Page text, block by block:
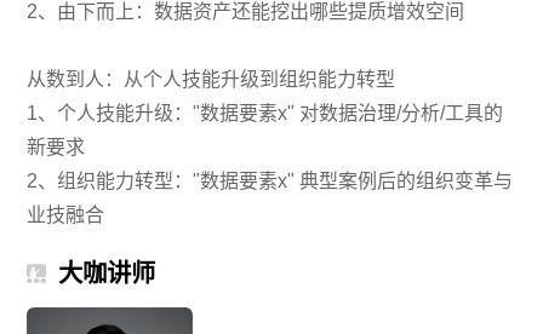
2、由下而上：数据资产还能挖出哪些提质增效空间
从数到人：从个人技能升级到组织能力转型
1、个人技能升级："数据要素x" 对数据治理/分析/工具的
新要求
2、组织能力转型："数据要素x" 典型案例后的组织变革与
业技融合
大咖讲师